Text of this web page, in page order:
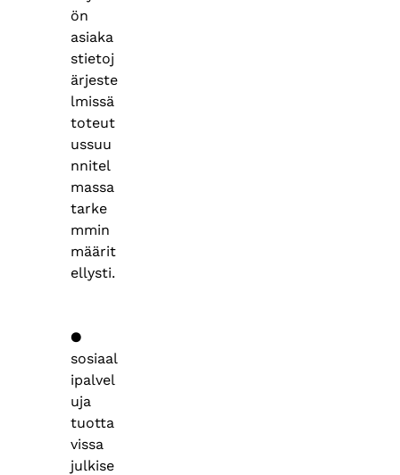
ön
asiaka
stietoj
ärjeste
lmissä
toteut
ussuu
nnitel
massa
tarke
mmin
määrit
ellysti.
●
sosiaal
ipalvel
uja
tuotta
vissa
julkise